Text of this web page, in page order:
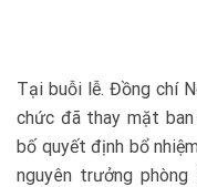
Tại buỗi lễ. Đồng chí
chức đã thay mặt
bố quyết định bổ
nguyên trưởng